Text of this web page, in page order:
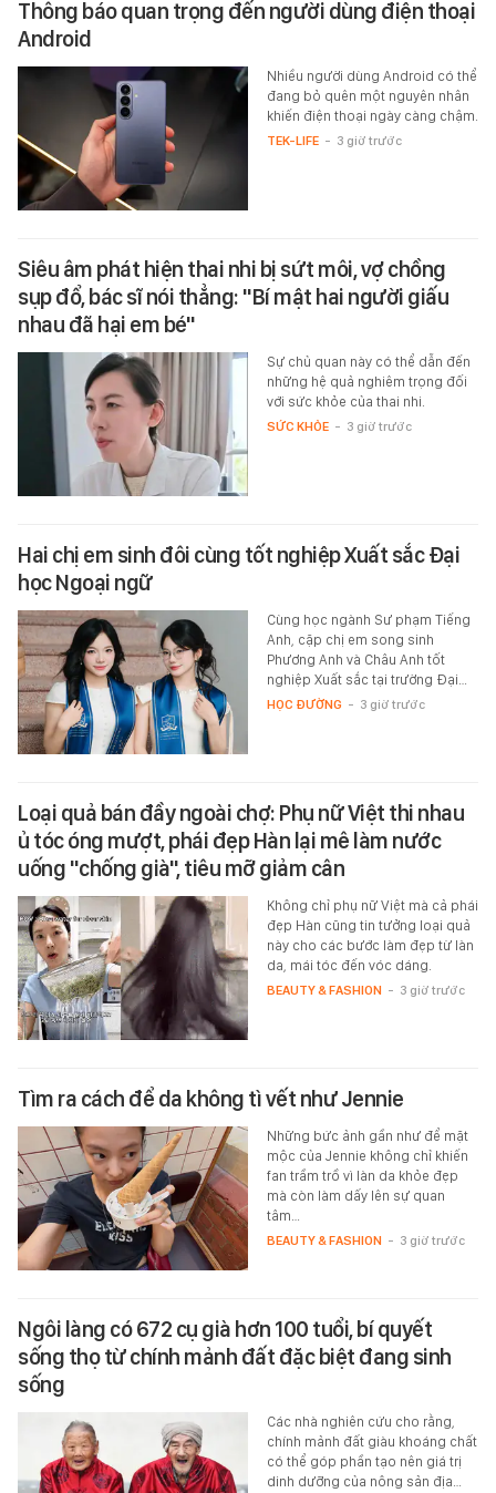
Thông báo quan trọng đến người dùng điện thoại
Android
Nhiều người dùng Android có thể
đang bỏ quên một nguyên nhân
khiến điện thoại ngày càng chậm.
TEK-LIFE - 3 giờ trước
Siêu âm phát hiện thai nhi bị sứt môi, vợ chồng
sụp đổ, bác sĩ nói thẳng: "Bí mật hai người giấu
nhau đã hại em bé"
Sự chủ quan này có thể dẫn đến
những hệ quả nghiêm trọng đối
với sức khỏe của thai nhi.
SỨC KHỎE - 3 giờ trước
Hai chị em sinh đôi cùng tốt nghiệp Xuất sắc Đại
học Ngoại ngữ
Cùng học ngành Sư phạm Tiếng
Anh, cặp chị em song sinh
Phương Anh và Châu Anh tốt
nghiệp Xuất sắc tại trường Đại…
HỌC ĐƯỜNG - 3 giờ trước
Loại quả bán đầy ngoài chợ: Phụ nữ Việt thi nhau
ủ tóc óng mượt, phái đẹp Hàn lại mê làm nước
uống "chống già", tiêu mỡ giảm cân
Không chỉ phụ nữ Việt mà cả phái
đẹp Hàn cũng tin tưởng loại quả
này cho các bước làm đẹp từ làn
da, mái tóc đến vóc dáng.
BEAUTY & FASHION - 3 giờ trước
Tìm ra cách để da không tì vết như Jennie
Những bức ảnh gần như để mặt
mộc của Jennie không chỉ khiến
fan trầm trồ vì làn da khỏe đẹp
mà còn làm dấy lên sự quan
tâm…
BEAUTY & FASHION - 3 giờ trước
Ngôi làng có 672 cụ già hơn 100 tuổi, bí quyết
sống thọ từ chính mảnh đất đặc biệt đang sinh
sống
Các nhà nghiên cứu cho rằng,
chính mảnh đất giàu khoáng chất
có thể góp phần tạo nên giá trị
dinh dưỡng của nông sản địa…